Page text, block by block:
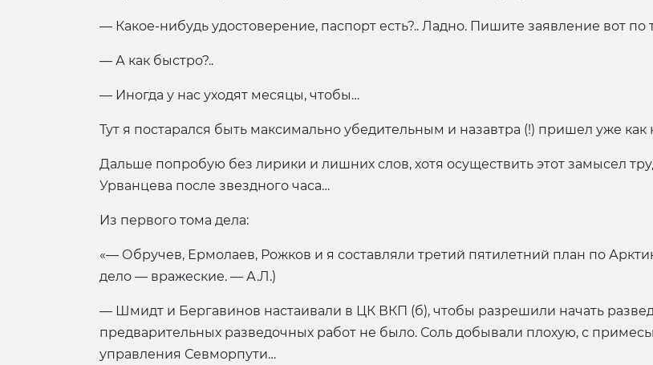
— Какое-нибудь удостоверение, паспорт есть?.. Ладно. Пишите заявление вот по
— А как быстро?..
— Иногда у нас уходят месяцы, чтобы…
Тут я постарался быть максимально убедительным и назавтра (!) пришел уже как
Дальше попробую без лирики и лишних слов, хотя осуществить этот замысел
Урванцева после звездного часа…
Из первого тома дела:
«— Обручев, Ермолаев, Рожков и я составляли третий пятилетний план по
дело — вражеские. — А.Л.)
— Шмидт и Бергавинов настаивали в ЦК ВКП (б), чтобы разрешили начать
предварительных разведочных работ не было. Соль добывали плохую, с
управления Севморпути…